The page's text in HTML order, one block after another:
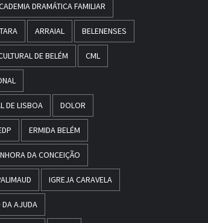
DRAMÁTICA FAMILIAR
ARRAIAL BELENENSES
DE BELÉM CML
DE LISBOA DOLOR
ERMIDA BELÉM
DA CONCEIÇÃO
IGREJA CARAVELA
DA AJUDA